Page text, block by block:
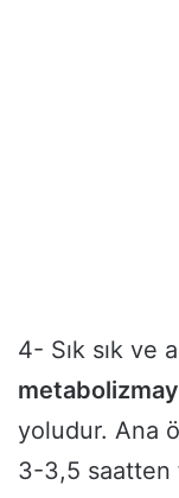
4- Sık sık ve
yoludur. Ana
3-3,5 saatten